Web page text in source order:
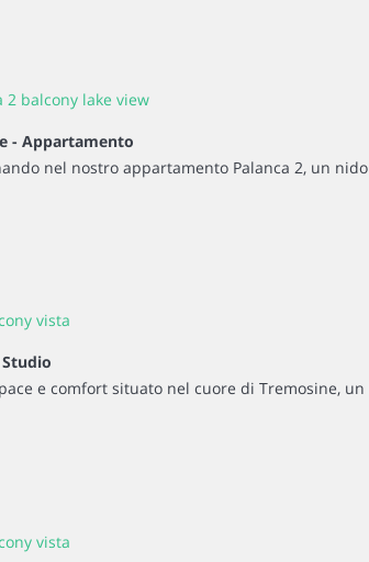
- Appartamento
nel nostro appartamento Palanca 2, un
Studio
e comfort situato nel cuore di Tremosine,